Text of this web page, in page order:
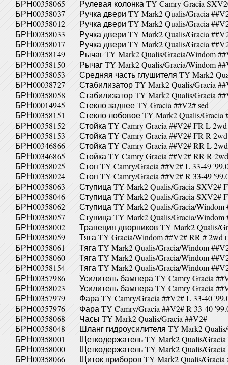
БРН00358065
Рулевая колонка TY Camry Gracia
БРН00358037
Ручка двери TY Mark2 Qualis/Gracia
БРН00358012
Ручка двери TY Mark2 Qualis/Gracia
БРН00358033
Ручка двери TY Mark2 Qualis/Gracia
БРН00358017
Ручка двери TY Mark2 Qualis/Gracia
БРН00358149
Рычаг TY Mark2 Qualis/Gracia/Windom
БРН00358150
Рычаг TY Mark2 Qualis/Gracia/Windom
БРН00358053
Средняя часть глушителя TY Mark2
БРН00038727
Стабилизатор TY Mark2 Qualis/Gracia
БРН00358058
Стабилизатор TY Mark2 Qualis/Gracia
БРН00014945
Стекло заднее TY Gracia ##V2# sed
БРН00358151
Стекло лобовое TY Mark2 Qualis/Gracia
БРН00358152
Стойка TY Camry Gracia ##V2# FR L
БРН00358153
Стойка TY Camry Gracia ##V2# FR R
БРН00346866
Стойка TY Camry Gracia ##V2# RR L
БРН00346865
Стойка TY Camry Gracia ##V2# RR R
БРН00358025
Стоп TY Camry/Gracia ##V2# L 33-49
БРН00358024
Стоп TY Camry/Gracia ##V2# R 33-49
БРН00358063
Ступица TY Mark2 Qualis/Gracia SXV2#
БРН00358046
Ступица TY Mark2 Qualis/Gracia SXV2#
БРН00358062
Ступица TY Mark2 Qualis/Gracia/
БРН00358057
Ступица TY Mark2 Qualis/Gracia/
БРН00358002
Трапеция дворников TY Mark2 Qualis/
БРН00358059
Тяга TY Gracia/Windom ##V2# RR # 2wd
БРН00358061
Тяга TY Mark2 Qualis/Gracia/Windom
БРН00358060
Тяга TY Mark2 Qualis/Gracia/Windom
БРН00358154
Тяга TY Mark2 Qualis/Gracia/Windom
БРН00357986
Усилитель бампера TY Camry Gracia
БРН00358023
Усилитель бампера TY Camry Gracia
БРН00357979
Фара TY Camry/Gracia ##V2# L 33-40
БРН00357976
Фара TY Camry/Gracia ##V2# R 33-40
БРН00358068
Часы TY Mark2 Qualis/Gracia ##V2#
БРН00358048
Шланг гидроусилителя TY Mark2
БРН00358001
Щеткодержатель TY Mark2 Qualis/
БРН00358000
Щеткодержатель TY Mark2 Qualis/
БРН00358066
Щиток приборов TY Mark2 Qualis/Gracia